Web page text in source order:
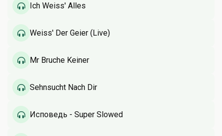
Ich Weiss' Alles
Weiss' Der Geier (Live)
Mr Bruche Keiner
Sehnsucht Nach Dir
Исповедь - Super Slowed